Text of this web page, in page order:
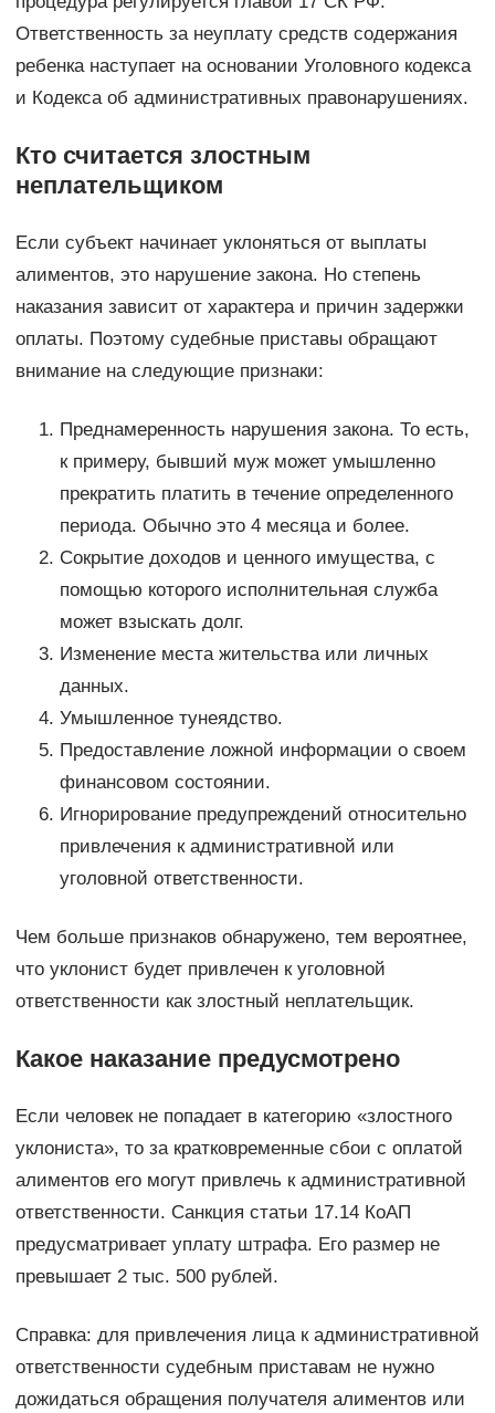
Ответственность за неуплату средств содержания
ребенка наступает на основании Уголовного кодекса
и Кодекса об административных правонарушениях.
Кто считается злостным
неплательщиком
Если субъект начинает уклоняться от выплаты
алиментов, это нарушение закона. Но степень
наказания зависит от характера и причин задержки
оплаты. Поэтому судебные приставы обращают
внимание на следующие признаки:
Преднамеренность нарушения закона. То есть,
к примеру, бывший муж может умышленно
прекратить платить в течение определенного
периода. Обычно это 4 месяца и более.
Сокрытие доходов и ценного имущества, с
помощью которого исполнительная служба
может взыскать долг.
Изменение места жительства или личных
данных.
Умышленное тунеядство.
Предоставление ложной информации о своем
финансовом состоянии.
Игнорирование предупреждений относительно
привлечения к административной или
уголовной ответственности.
Чем больше признаков обнаружено, тем вероятнее,
что уклонист будет привлечен к уголовной
ответственности как злостный неплательщик.
Какое наказание предусмотрено
Если человек не попадает в категорию «злостного
уклониста», то за кратковременные сбои с оплатой
алиментов его могут привлечь к административной
ответственности. Санкция статьи 17.14 КоАП
предусматривает уплату штрафа. Его размер не
превышает 2 тыс. 500 рублей.
Справка: для привлечения лица к административной
ответственности судебным приставам не нужно
дожидаться обращения получателя алиментов или